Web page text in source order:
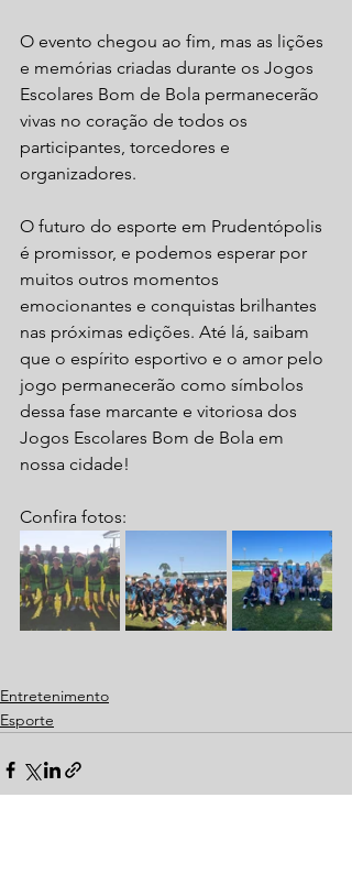
O evento chegou ao fim, mas as lições
e memórias criadas durante os Jogos
Escolares Bom de Bola permanecerão
vivas no coração de todos os
participantes, torcedores e
organizadores.
O futuro do esporte em Prudentópolis
é promissor, e podemos esperar por
muitos outros momentos
emocionantes e conquistas brilhantes
nas próximas edições. Até lá, saibam
que o espírito esportivo e o amor pelo
jogo permanecerão como símbolos
dessa fase marcante e vitoriosa dos
Jogos Escolares Bom de Bola em
nossa cidade!
Confira fotos:
Entretenimento
Esporte